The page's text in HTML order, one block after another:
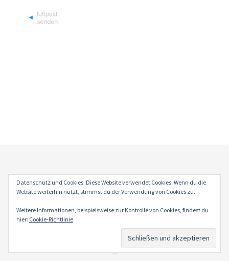
Impressum
Datenschutz
Datenschutz und Cookies: Diese Website verwendet Cookies. Wenn du die
Website weiterhin nutzt, stimmst du der Verwendung von Cookies zu.
Weitere Informationen, beispielsweise zur Kontrolle von Cookies, findest du
hier: Cookie-Richtlinie